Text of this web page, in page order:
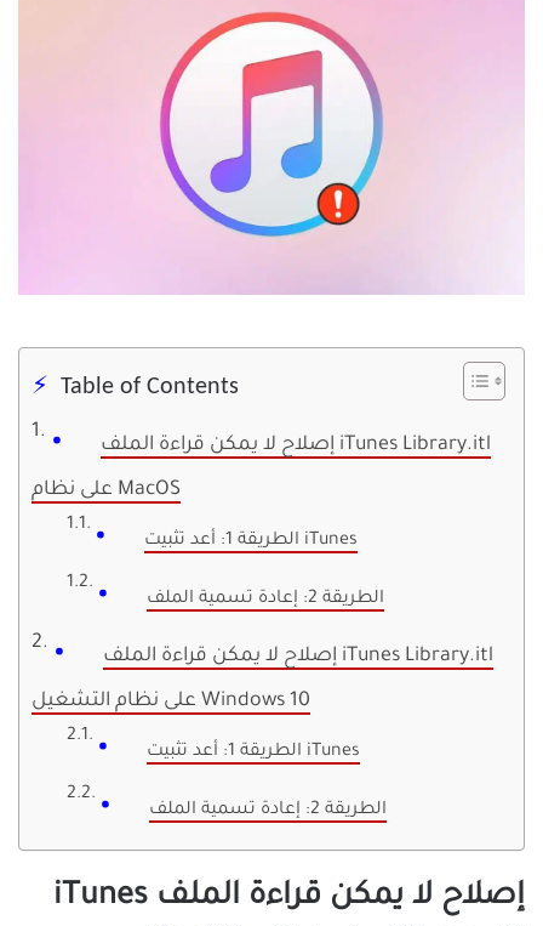
Table of Contents
إصلاح لا يمكن قراءة الملف iTunes Library.itl
على نظام MacOS
الطريقة 1: أعد تثبيت iTunes
الطريقة 2: إعادة تسمية الملف
إصلاح لا يمكن قراءة الملف iTunes Library.itl
على نظام التشغيل Windows 10
الطريقة 1: أعد تثبيت iTunes
الطريقة 2: إعادة تسمية الملف
إصلاح لا يمكن قراءة الملف iTunes